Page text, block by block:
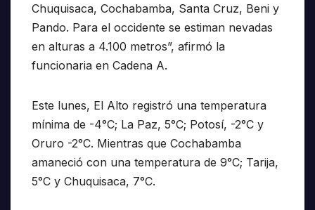
Chuquisaca, Cochabamba, Santa Cruz, Beni y
Pando. Para el occidente se estiman nevadas
en alturas a 4.100 metros”, afirmó la
funcionaria en Cadena A.
Este lunes, El Alto registró una temperatura
mínima de -4°C; La Paz, 5°C; Potosí, -2°C y
Oruro -2°C. Mientras que Cochabamba
amaneció con una temperatura de 9°C; Tarija,
5°C y Chuquisaca, 7°C.